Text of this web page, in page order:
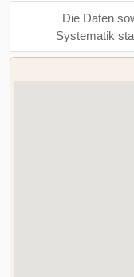
Die Daten
Systematik